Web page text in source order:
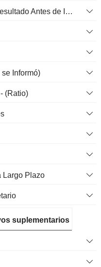
EBITA se traduce como "Resultado Antes de Intereses, Impuestos y Amortizaciones" en español.
se Informó)
(Ratio)
Largo Plazo
suplementarios